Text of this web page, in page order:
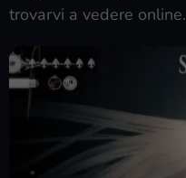
trovarvi a vedere online.